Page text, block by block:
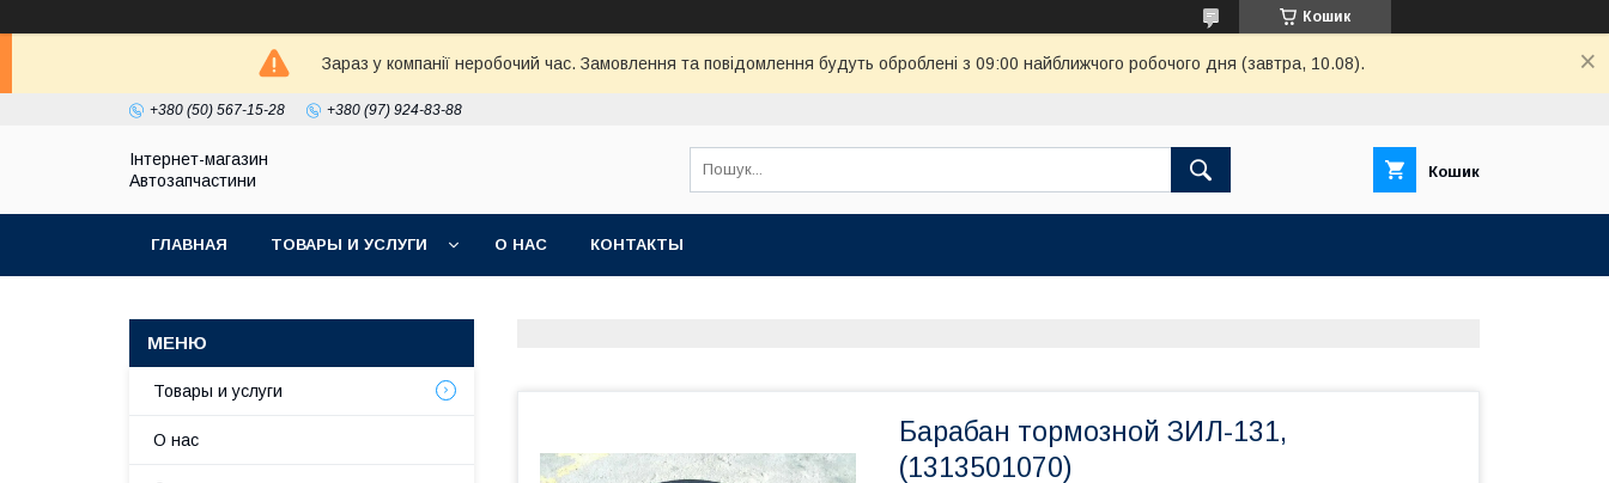
Кошик
Зараз у компанії неробочий час. Замовлення та повідомлення будуть оброблені з 09:00 найближчого робочого дня (завтра, 10.08).
+380 (50) 567-15-28 +380 (97) 924-83-88
Інтернет-магазин
Автозапчастини
Кошик
ГЛАВНАЯ ТОВАРЫ И УСЛУГИ О НАС КОНТАКТЫ
Барабан тормозной ЗИЛ-131,
(1313501070)
Товары и услуги
О нас